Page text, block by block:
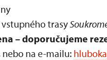
trasy
– doporučujeme
nebo na e-mailu: